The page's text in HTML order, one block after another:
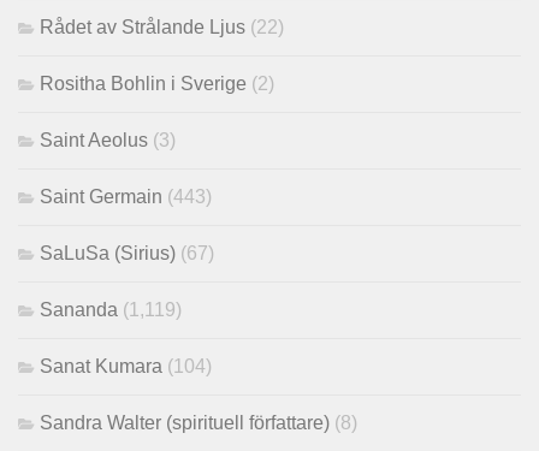
Rådet av Strålande Ljus (22)
Rositha Bohlin i Sverige (2)
Saint Aeolus (3)
Saint Germain (443)
SaLuSa (Sirius) (67)
Sananda (1,119)
Sanat Kumara (104)
Sandra Walter (spirituell författare) (8)